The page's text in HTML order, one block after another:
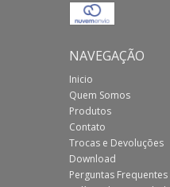
NAVEGAÇÃO
Inicio
Quem Somos
Produtos
Contato
Trocas e Devoluções
Download
Perguntas Frequentes